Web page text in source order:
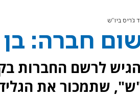
ג'ריס ביו"ש
חברה: בן
הגיש לרשם החברות
שתמכור את